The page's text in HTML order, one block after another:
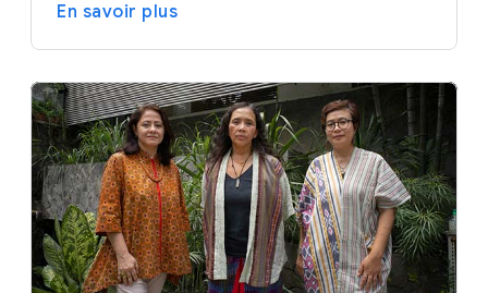
En savoir plus